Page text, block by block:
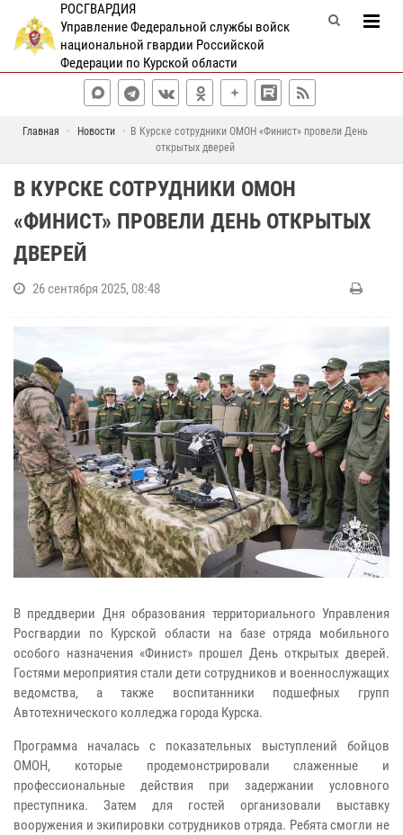
РОСГВАРДИЯ
Управление Федеральной службы войск
национальной гвардии Российской
Федерации по Курской области
Главная Новости
В Курске сотрудники ОМОН «Финист» провели День
открытых дверей
В КУРСКЕ СОТРУДНИКИ ОМОН
«ФИНИСТ» ПРОВЕЛИ ДЕНЬ ОТКРЫТЫХ
ДВЕРЕЙ
26 сентября 2025, 08:48
В преддверии Дня образования территориального Управления
Росгвардии по Курской области на базе отряда мобильного
особого назначения «Финист» прошел День открытых дверей.
Гостями мероприятия стали дети сотрудников и военнослужащих
ведомства, а также воспитанники подшефных групп
Автотехнического колледжа города Курска.
Программа началась с показательных выступлений бойцов
ОМОН, которые продемонстрировали слаженные и
профессиональные действия при задержании условного
преступника. Затем для гостей организовали выставку
вооружения и экипировки сотрудников отряда. Ребята смогли не